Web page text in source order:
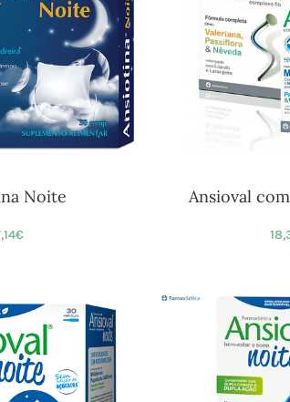
Noite
€
Ansioval